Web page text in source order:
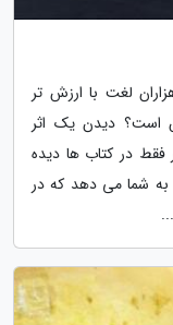
لغت با ارزش تر
است؟ دیدن یک اثر
فقط در کتاب ها دیده
به شما می دهد که در